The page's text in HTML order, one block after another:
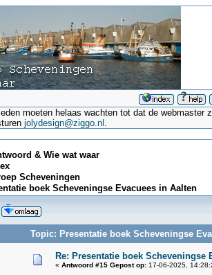
moeten helaas wachten tot dat de
jolydesign@ziggo.nl .
& Wie wat waar
Scheveningen
boek Scheveningse Evacuees in Aalten
Topic: Presentatie boek Scheveningse
Re: Presentatie boek Scheveningse
« Antwoord #15 Gepost op:17-06-2025,